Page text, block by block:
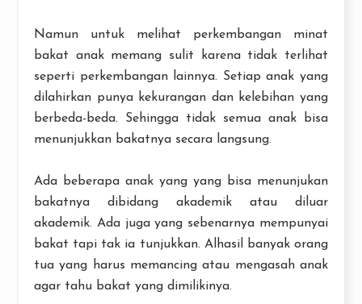
Namun untuk melihat perkembangan minat
bakat anak memang sulit karena tidak terlihat
seperti perkembangan lainnya. Setiap anak yang
dilahirkan punya kekurangan dan kelebihan yang
berbeda-beda. Sehingga tidak semua anak bisa
menunjukkan bakatnya secara langsung.
Ada beberapa anak yang yang bisa menunjukan
bakatnya dibidang akademik atau diluar
akademik. Ada juga yang sebenarnya mempunyai
bakat tapi tak ia tunjukkan. Alhasil banyak orang
tua yang harus memancing atau mengasah anak
agar tahu bakat yang dimilikinya.